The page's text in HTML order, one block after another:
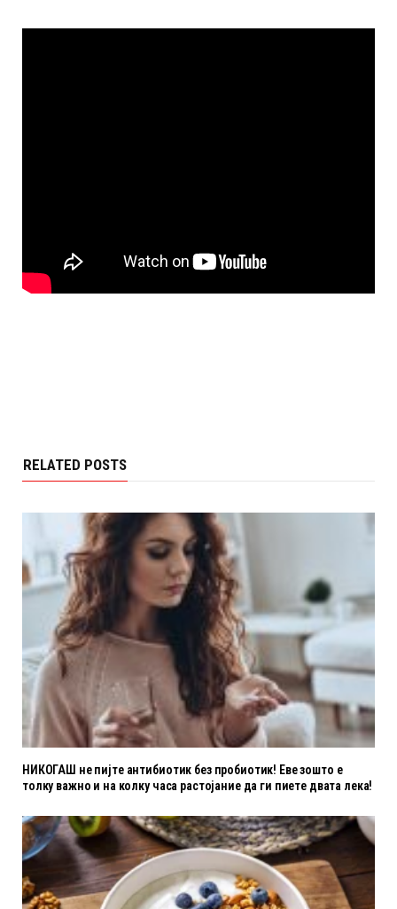
RELATED POSTS
НИКОГАШ не пијте антибиотик без пробиотик! Еве зошто е
толку важно и на колку часа растојание да ги пиете двата лека!